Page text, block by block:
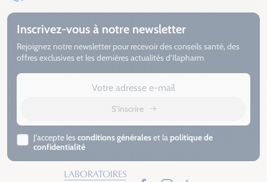
Inscrivez-vous à notre newsletter
Rejoignez notre newsletter pour recevoir des conseils santé, des
offres exclusives et les dernières actualités d’Ilapharm
S'inscrire
J’accepte lesconditions généraleset la politique de
confidentialité